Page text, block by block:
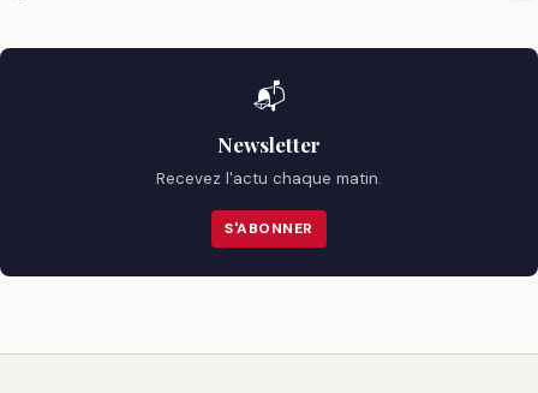
📬
Newsletter
Recevez l'actu chaque matin.
S'ABONNER